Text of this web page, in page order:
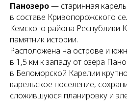
Панозеро— старинная
в составе Кривопорожского
Кемского района Республики
памятник истории.
Расположена на острове и
в 1,5 км к западу от озера
в Беломорской Карелии
карельское поселение,
сложившуюся планировку и